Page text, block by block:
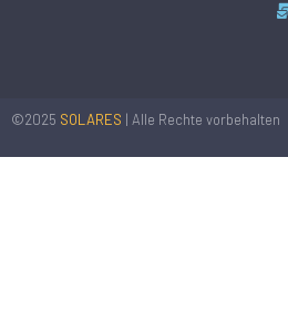
©2025 SOLARES | Alle Rechte vorbehalten